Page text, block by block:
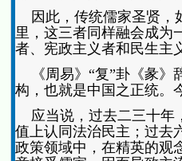
因此，传统儒家圣贤，
里，这三者同样融会成为
者、宪政主义者和民生主
《周易》“复”卦《彖》
构，也就是中国之正统。
应当说，过去二三十年
值上认同法治民主；过去
政策领域中，在精英的观